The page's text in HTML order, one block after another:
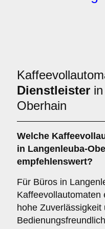
Dienstleister
Oberhain
Welche
in Langenleuba-
empfehlenswert?
Für Büros in
Kaffeevollautomaten
hohe Zuverlässigkeit